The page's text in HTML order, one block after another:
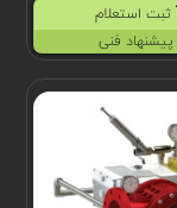
ثبت استعلام
پیشنهاد فنی